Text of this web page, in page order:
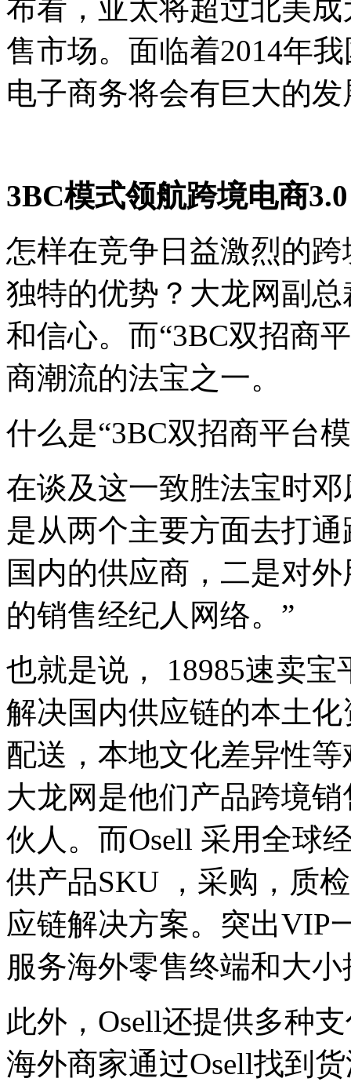
布看，亚太将超过北美
售市场。面临着2014年
电子商务将会有巨大的
3BC模式领航跨境电商3.0
怎样在竞争日益激烈的
独特的优势？大龙网副
和信心。而“3BC双招商
商潮流的法宝之一。
什么是“3BC双招商平台
在谈及这一致胜法宝时
是从两个主要方面去打
国内的供应商，二是对
的销售经纪人网络。”
也就是说， 18985速卖
解决国内供应链的本土
配送，本地文化差异性
大龙网是他们产品跨境
伙人。而Osell 采用全球
供产品SKU ，采购，质
应链解决方案。突出VIP
服务海外零售终端和大
此外，Osell还提供多种
海外商家通过Osell找到